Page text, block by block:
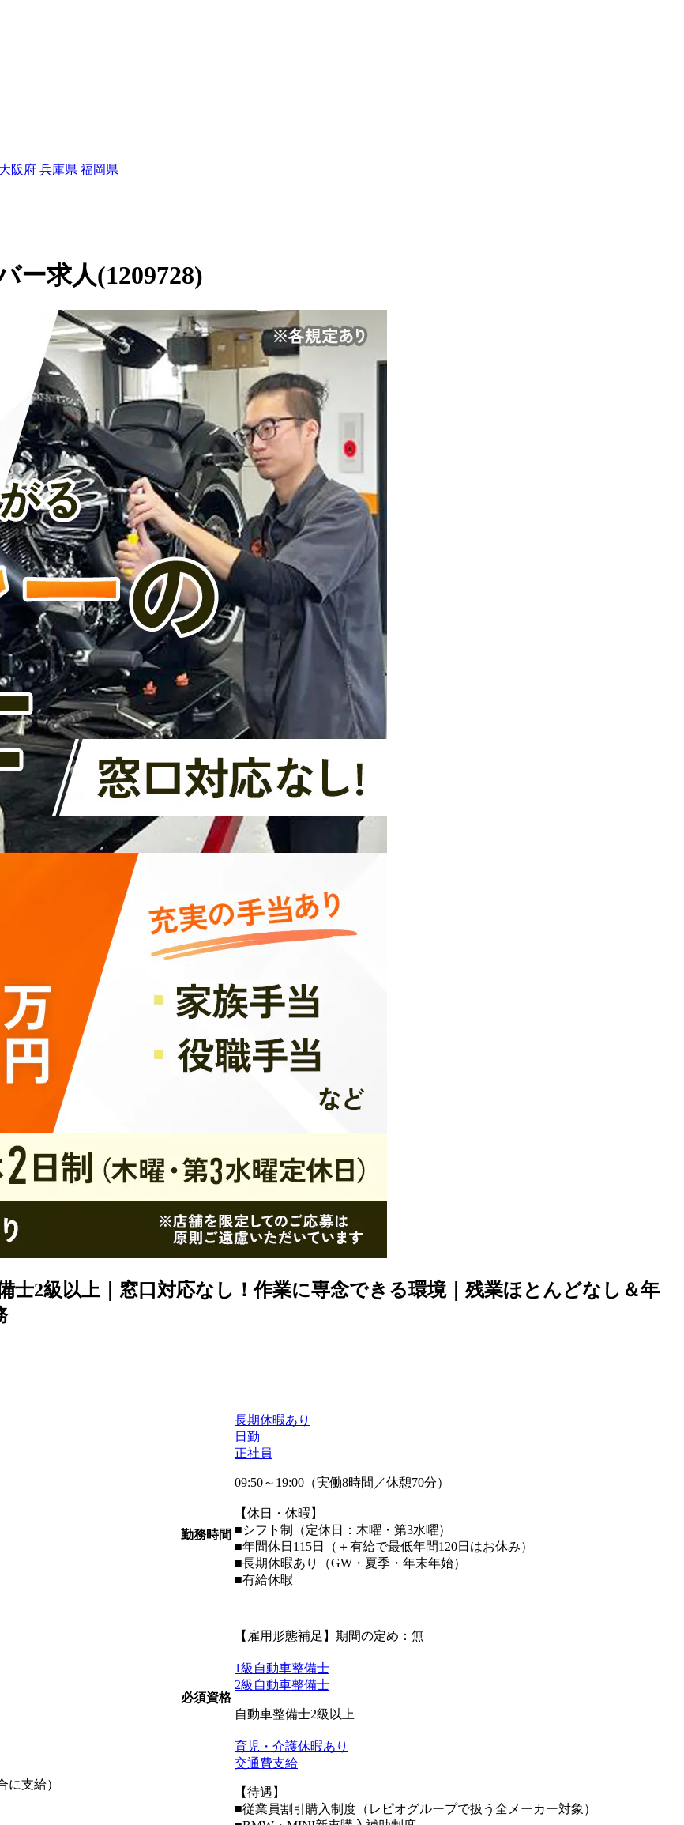
大阪府 兵庫県 福岡県
ー求人(1209728)
士2級以上｜窓口対応なし！作業に専念できる環境｜残業ほとんどなし＆年
支給）
勤務時間
長期休暇あり
日勤
正社員
09:50～19:00（実働8時間／休憩70分）
【休日・休暇】
■シフト制（定休日：木曜・第3水曜）
■年間休日115日（＋有給で最低年間120日はお休み）
■長期休暇あり（GW・夏季・年末年始）
■有給休暇
【雇用形態補足】期間の定め：無
必須資格
1級自動車整備士
2級自動車整備士
自動車整備士2級以上
育児・介護休暇あり
交通費支給
【待遇】
■従業員割引購入制度（レピオグループで扱う全メーカー対象）